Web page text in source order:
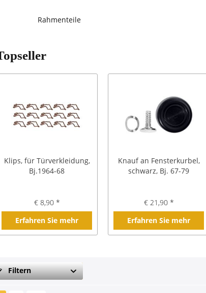
Rahmenteile
Klips, für Türverkleidung,
Bj.1964-68
€ 8,90 *
Erfahren Sie mehr
Knauf an Fensterkurbel,
schwarz, Bj. 67-79
€ 21,90 *
Erfahren Sie mehr
Filtern